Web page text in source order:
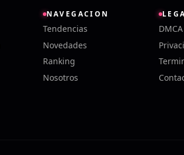
NAVEGACION
Tendencias
Novedades
Ranking
Nosotros
DMCA